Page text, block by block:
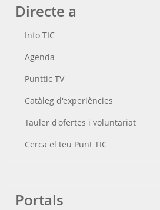
Directe a
Info TIC
Agenda
Punttic TV
Catàleg d'experiències
Tauler d'ofertes i voluntariat
Cerca el teu Punt TIC
Portals